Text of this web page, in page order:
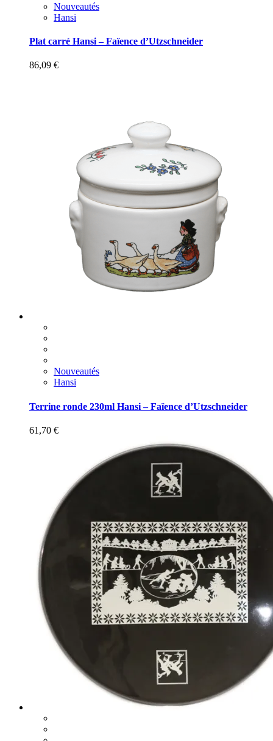
Nouveautés
Hansi
Plat carré Hansi – Faïence d’Utzschneider
86,09 €
Nouveautés
Hansi
Terrine ronde 230ml Hansi – Faïence d’Utzschneider
61,70 €